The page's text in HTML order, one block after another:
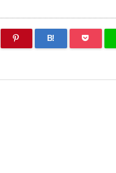
B!